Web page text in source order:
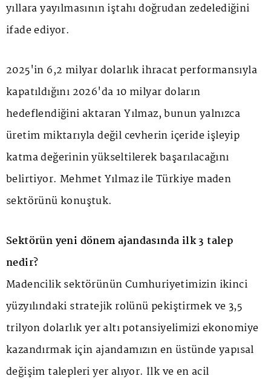
yıllara yayılmasının iştahı doğrudan zedelediğini
ifade ediyor.
2025'in 6,2 milyar dolarlık ihracat performansıyla
kapatıldığını 2026'da 10 milyar doların
hedeflendiğini aktaran Yılmaz, bunun yalnızca
üretim miktarıyla değil cevherin içeride işleyip
katma değerinin yükseltilerek başarılacağını
belirtiyor. Mehmet Yılmaz ile Türkiye maden
sektörünü konuştuk.
Sektörün yeni dönem ajandasında ilk 3 talep
nedir?
Madencilik sektörünün Cumhuriyetimizin ikinci
yüzyılındaki stratejik rolünü pekiştirmek ve 3,5
trilyon dolarlık yer altı potansiyelimizi ekonomiye
kazandırmak için ajandamızın en üstünde yapısal
değişim talepleri yer alıyor. İlk ve en acil